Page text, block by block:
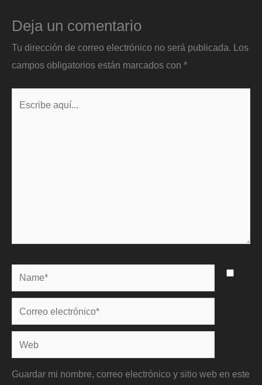
Deja un comentario
Tu dirección de correo electrónico no será publicada. Los
campos obligatorios están marcados con *
Name*
Correo
electrónico*
Web
Guardar mi nombre, correo electrónico y sitio web en este